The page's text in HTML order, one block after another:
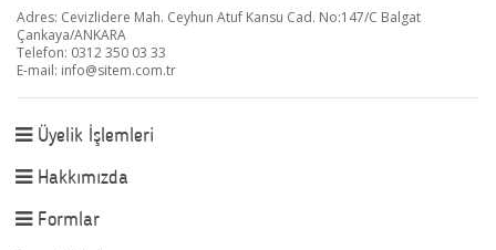
Adres: Cevizlidere Mah. Ceyhun Atuf Kansu Cad. No:147/C Balgat
Çankaya/ANKARA
Telefon: 0312 350 03 33
E-mail: info@sitem.com.tr
Üyelik İşlemleri
Hakkımızda
Formlar